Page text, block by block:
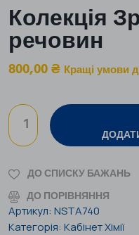
Колекція
речовин
800,00₴ Кращі умови
ДО СПИСКУ БАЖАНЬ
ДО ПОРІВНЯННЯ
Артикул: NSTA740
Категорія: Кабінет Хімії